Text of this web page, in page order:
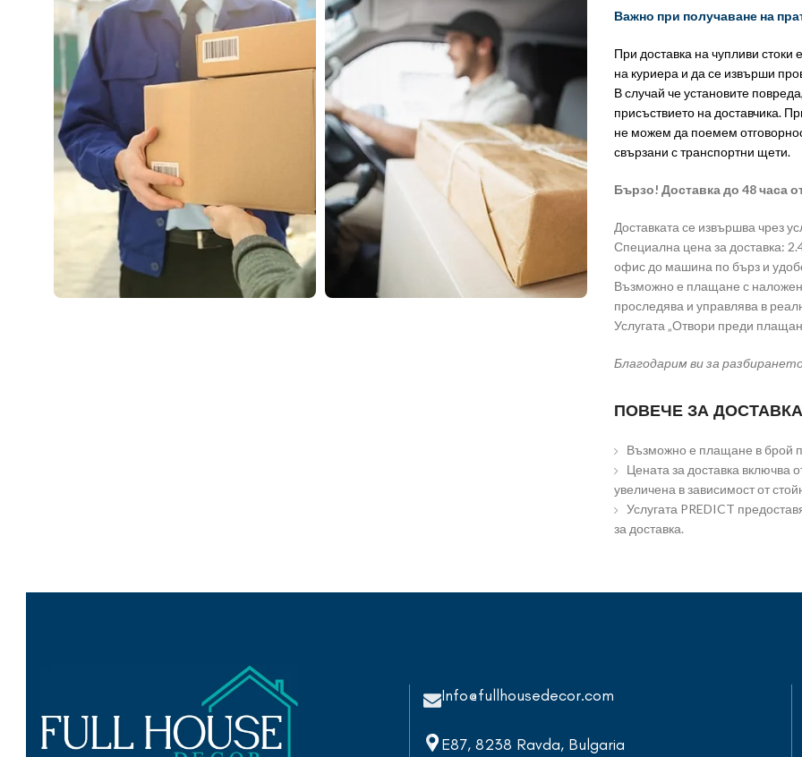
Важно при получаване на
При доставка на чупливи
на куриера и да се извърши
В случай че установите
присъствието на доставчика.
не можем да поемем
свързани с транспортни щети.
Бързо! Доставка до 48 часа
Доставката се извършва чрез
Специална цена за доставка:
офис до машина по бърз и
Възможно е плащане с
проследява и управлява в
Услугата „Отвори преди
Благодарим ви за
ПОВЕЧЕ ЗА
Възможно е плащане в брой
Цената за доставка включва
увеличена в зависимост от
Услугата PREDICT
за доставка.
Info@fullhousedecor.com
E87, 8238 Ravda, Bulgaria